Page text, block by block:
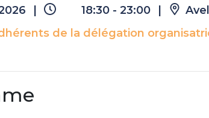
18:30 - 23:00
de la délégation